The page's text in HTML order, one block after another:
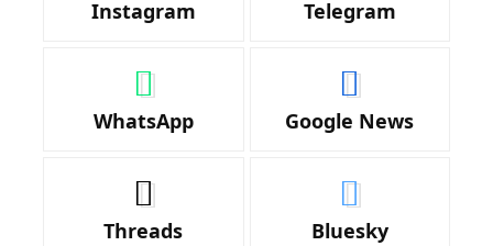
Instagram Telegram
WhatsApp Google News
Threads Bluesky